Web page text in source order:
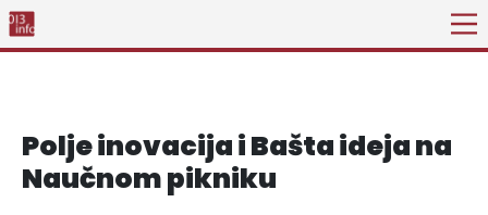
Polje inovacija i Bašta ideja na
Naučnom pikniku